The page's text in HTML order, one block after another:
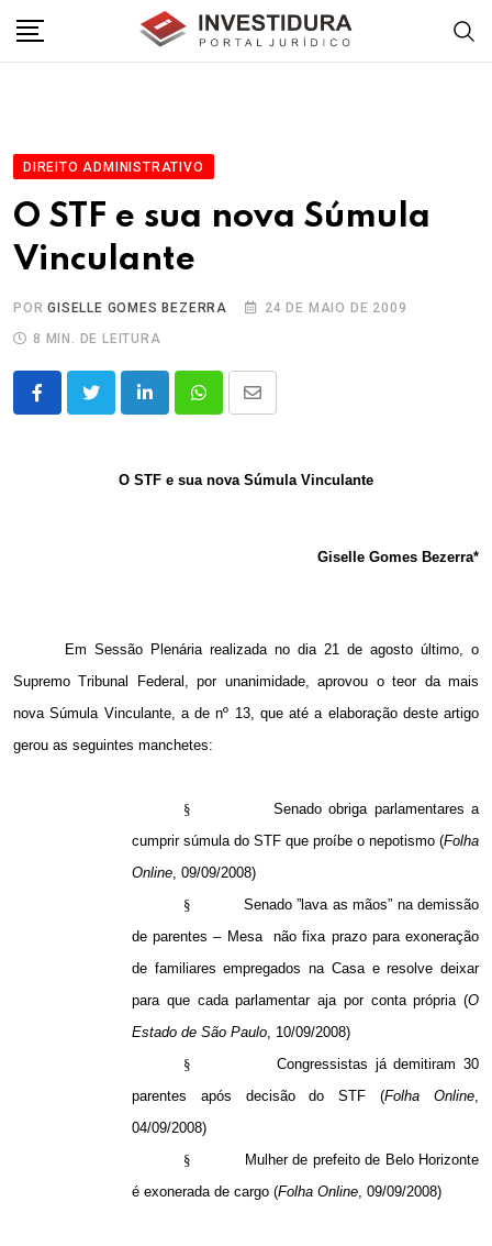
DIREITO ADMINISTRATIVO
O STF e sua nova Súmula
Vinculante
PORGISELLE GOMES BEZERRA
24 DE MAIO DE 2009
8 MIN. DE LEITURA
LinkedInWhatsappShare
Email
O STF e sua nova Súmula Vinculante
Giselle Gomes Bezerra*
Em Sessão Plenária realizada no dia 21 de agosto último, o
Supremo Tribunal Federal, por unanimidade, aprovou o teor da mais
nova Súmula Vinculante, a de nº 13, que até a elaboração deste artigo
gerou as seguintes manchetes:
§
Senado obriga parlamentares a
cumprir súmula do STF que proíbe o nepotismo (Folha
Online, 09/09/2008)
§
Senado ”lava as mãos” na demissão
de parentes – Mesa
não fixa prazo para exoneração
de familiares empregados na Casa e resolve deixar
para que cada parlamentar aja por conta própria (O
Estado de São Paulo, 10/09/2008)
§
Congressistas já demitiram 30
parentes após decisão do STF (Folha Online,
04/09/2008)
§
Mulher de prefeito de Belo Horizonte
é exonerada de cargo (Folha Online, 09/09/2008)